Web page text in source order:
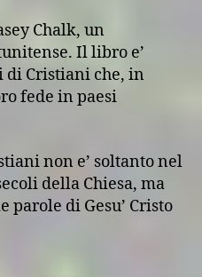
Chalk, un
Il libro e’
di Cristiani che, in
fede in paesi
non e’ soltanto nel
della Chiesa, ma
parole di Gesu’ Cristo